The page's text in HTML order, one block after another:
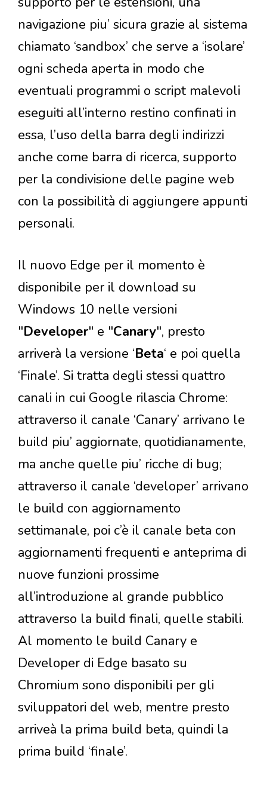
navigazione piu’ sicura grazie al sistema
chiamato ‘sandbox’ che serve a ‘isolare’
ogni scheda aperta in modo che
eventuali programmi o script malevoli
eseguiti all’interno restino confinati in
essa, l’uso della barra degli indirizzi
anche come barra di ricerca, supporto
per la condivisione delle pagine web
con la possibilità di aggiungere appunti
personali.
Il nuovo Edge per il momento è
disponibile per il download su
Windows 10 nelle versioni
"Developer" e "Canary", presto
arriverà la versione ‘Beta‘ e poi quella
‘Finale’. Si tratta degli stessi quattro
canali in cui Google rilascia Chrome:
attraverso il canale ‘Canary’ arrivano le
build piu’ aggiornate, quotidianamente,
ma anche quelle piu’ ricche di bug;
attraverso il canale ‘developer’ arrivano
le build con aggiornamento
settimanale, poi c’è il canale beta con
aggiornamenti frequenti e anteprima di
nuove funzioni prossime
all’introduzione al grande pubblico
attraverso la build finali, quelle stabili.
Al momento le build Canary e
Developer di Edge basato su
Chromium sono disponibili per gli
sviluppatori del web, mentre presto
arriveà la prima build beta, quindi la
prima build ‘finale’.